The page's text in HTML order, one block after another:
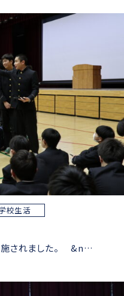
校生活
施されました。 &n…